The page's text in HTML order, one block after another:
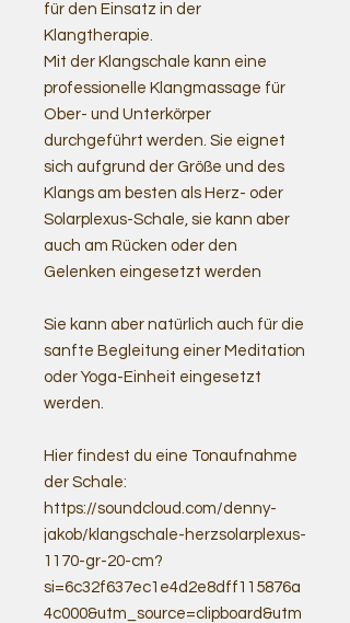
für den Einsatz in der
Klangtherapie.
Mit der Klangschale kann eine
professionelle Klangmassage für
Ober- und Unterkörper
durchgeführt werden. Sie eignet
sich aufgrund der Größe und des
Klangs am besten als Herz- oder
Solarplexus-Schale, sie kann aber
auch am Rücken oder den
Gelenken eingesetzt werden
Sie kann aber natürlich auch für die
sanfte Begleitung einer Meditation
oder Yoga-Einheit eingesetzt
werden.
Hier findest du eine Tonaufnahme
der Schale:
https://soundcloud.com/denny-
jakob/klangschale-herzsolarplexus-
1170-gr-20-cm?
si=6c32f637ec1e4d2e8dff115876a
4c000&utm_source=clipboard&utm